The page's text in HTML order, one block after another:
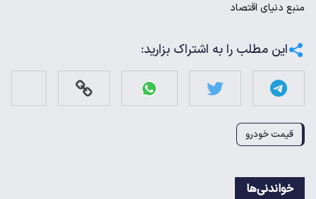
منبع دنیای اقتصاد
این مطلب را به اشتراک بزارید:
قیمت خودرو
خواندنی‌ها